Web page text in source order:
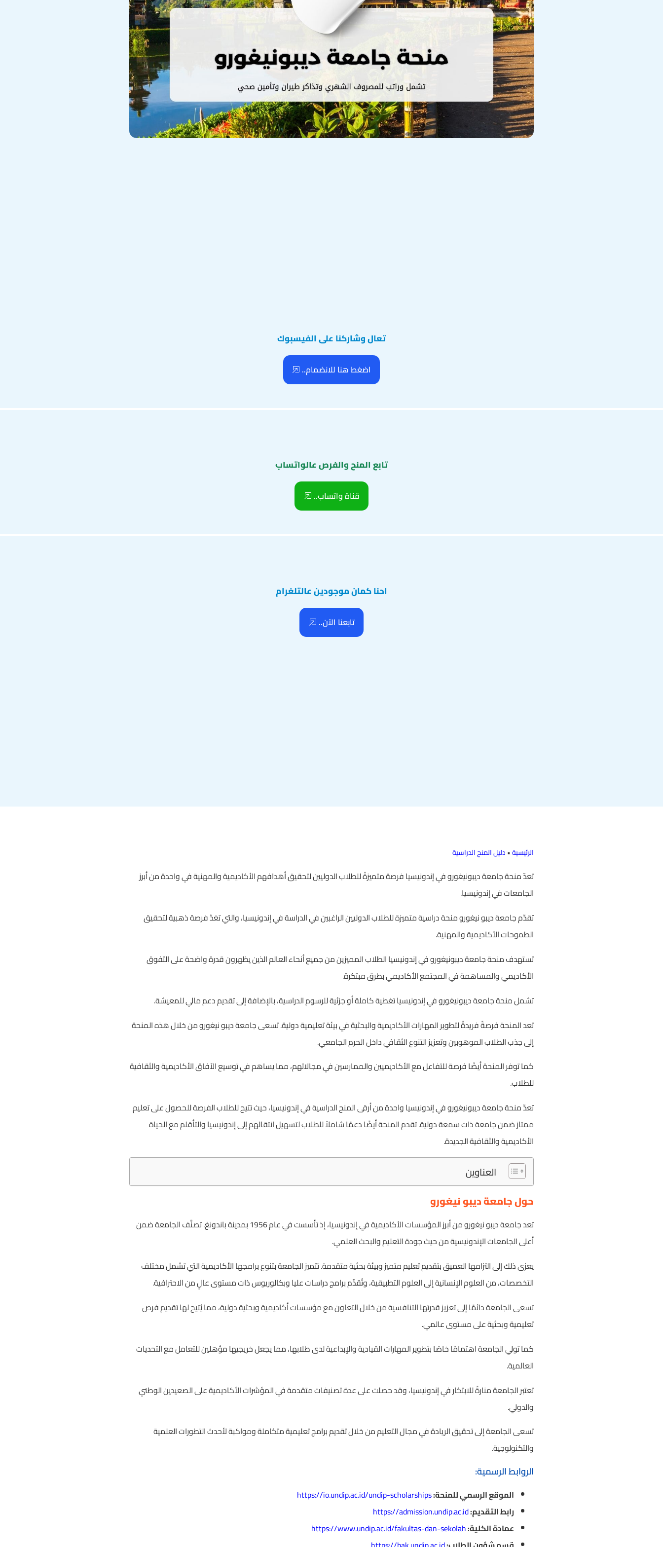
تعال وشاركنا على الفيسبوك
اضغط هنا للانضمام..
تابع المنح والفرص عالواتساب
قناة واتساب..
احنا كمان موجودين عالتلغرام
تابعنا الآن..
الرئيسية•دليل المنح الدراسية
تعدّ منحة جامعة ديبونيغورو في إندونيسيا فرصة متميزةً للطلاب الدوليين لتحقيق أهدافهم الأكاديمية والمهنية في واحدة من أبرز
الجامعات في إندونيسيا.
تقدّم جامعة ديبو نيغورو منحة دراسية متميزة للطلاب الدوليين الراغبين في الدراسة في إندونيسيا، والتي تعَدّ فرصة ذهبية لتحقيق
الطموحات الأكاديمية والمهنية.
تستهدف منحة جامعة ديبونيغورو في إندونيسيا الطلاب المميزين من جميع أنحاء العالم الذين يظهرون قدرة واضحة على التفوق
الأكاديمي والمساهمة في المجتمع الأكاديمي بطرق مبتكرة.
تشمل منحة جامعة ديبونيغورو في إندونيسيا تغطية كاملة أو جزئية للرسوم الدراسية، بالإضافة إلى تقديم دعم مالي للمعيشة.
تعد المنحة فرصةً فريدةً لتطوير المهارات الأكاديمية والبحثية في بيئة تعليمية دولية. تسعى جامعة ديبو نيغورو من خلال هذه المنحة
إلى جذب الطلاب الموهوبين وتعزيز التنوع الثقافي داخل الحرم الجامعي.
كما توفر المنحة أيضًا فرصة للتفاعل مع الأكاديميين والممارسين في مجالاتهم، مما يساهم في توسيع الآفاق الأكاديمية والثقافية
للطلاب.
تعدّ منحة جامعة ديبونيغورو في إندونيسيا واحدة من أرقى المنح الدراسية في إندونيسيا، حيث تتيح للطلاب الفرصة للحصول على تعليم
ممتاز ضمن جامعة ذات سمعة دولية. تقدم المنحة أيضًا دعمًا شاملاً للطلاب لتسهيل انتقالهم إلى إندونيسيا والتأقلم مع الحياة
الأكاديمية والثقافية الجديدة.
العناوين
حول جامعة ديبو نيغورو
تعد جامعة ديبو نيغورو من أبرز المؤسسات الأكاديمية في إندونيسيا، إذ تأسست في عام 1956 بمدينة باندونغ. تصنَّف الجامعة ضمن
أعلى الجامعات الإندونيسية من حيث جودة التعليم والبحث العلمي.
يعزى ذلك إلى التزامها العميق بتقديم تعليم متميز وبيئة بحثية متقدمة. تتميز الجامعة بتنوع برامجها الأكاديمية التي تشمل مختلف
التخصصات، من العلوم الإنسانية إلى العلوم التطبيقية، وتُقدِّم برامج دراسات عليا وبكالوريوس ذات مستوى عالٍ من الاحترافية.
تسعى الجامعة دائمًا إلى تعزيز قدرتها التنافسية من خلال التعاون مع مؤسسات أكاديمية وبحثية دولية، مما يُتيح لها تقديم فرص
تعليمية وبحثية على مستوى عالمي.
كما تولي الجامعة اهتمامًا خاصًا بتطوير المهارات القيادية والإبداعية لدى طلابها، مما يجعل خريجيها مؤهلين للتعامل مع التحديات
العالمية.
تعتبر الجامعة منارةً للابتكار في إندونيسيا، وقد حصلت على عدة تصنيفات متقدمة في المؤشرات الأكاديمية على الصعيدين الوطني
والدولي.
تسعى الجامعة إلى تحقيق الريادة في مجال التعليم من خلال تقديم برامج تعليمية متكاملة ومواكبة لأحدث التطورات العلمية
والتكنولوجية.
الروابط الرسمية:
الموقع الرسمي للمنحة:https://io.undip.ac.id/undip-scholarships
رابط التقديم:https://admission.undip.ac.id
عمادة الكلية:https://www.undip.ac.id/fakultas-dan-sekolah